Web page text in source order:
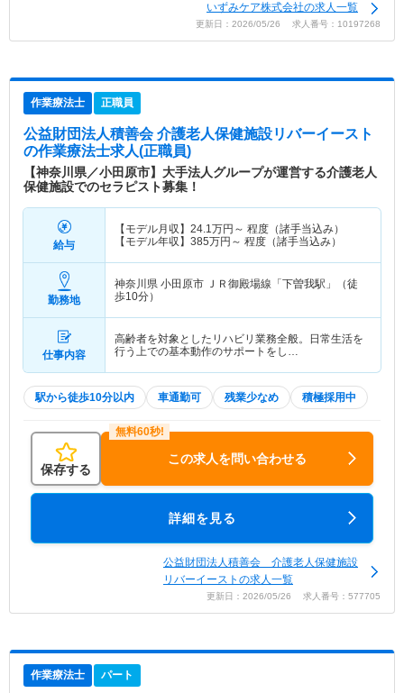
いずみケア株式会社の求人一覧
更新日：2026/05/26 求人番号：10197268
作業療法士 正職員
公益財団法人積善会 介護老人保健施設リバーイースト
の作業療法士求人(正職員)
【神奈川県／小田原市】大手法人グループが運営する介護老人
保健施設でのセラピスト募集！
給与
【モデル月収】 24.1万円～ 程度（諸手当込み）
【モデル年収】 385万円～ 程度（諸手当込み）
勤務地
神奈川県 小田原市 ＪＲ御殿場線「下曽我駅」（徒
歩10分）
仕事内容
高齢者を対象としたリハビリ業務全般。日常生活を
行う上での基本動作のサポートをし…
駅から徒歩10分以内 車通勤可 残業少なめ 積極採用中
保存する
この求人を問い合わせる
詳細を見る
公益財団法人積善会 介護老人保健施設
リバーイーストの求人一覧
更新日：2026/05/26 求人番号：577705
作業療法士 パート